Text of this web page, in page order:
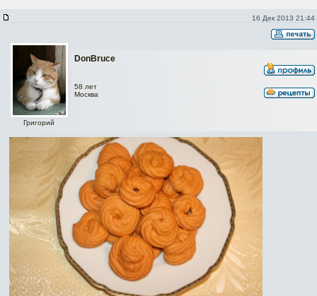
16 Дек 2013 21:44
DonBruce
Григорий
58 лет
Москва